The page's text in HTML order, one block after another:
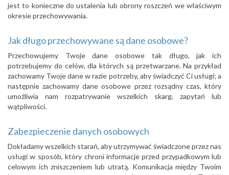
jest to konieczne do ustalenia lub obrony roszczeń we właściwym
okresie przechowywania.
Jak długo przechowywane są dane osobowe?
Przechowujemy Twoje dane osobowe tak długo, jak ich
potrzebujemy do celów, dla których są przetwarzane. Na przykład
zachowamy Twoje dane w razie potrzeby, aby świadczyć Ci usługi; a
następnie zachowamy dane osobowe przez rozsądny czas, który
umożliwia nam rozpatrywanie wszelkich skarg, zapytań lub
wątpliwości.
Zabezpieczenie danych osobowych
Dokładamy wszelkich starań, aby utrzymywać świadczone przez nas
usługi w sposób, który chroni informacje przed przypadkowym lub
celowym ich zniszczeniem lub utratą. Komunikacja między Twoim